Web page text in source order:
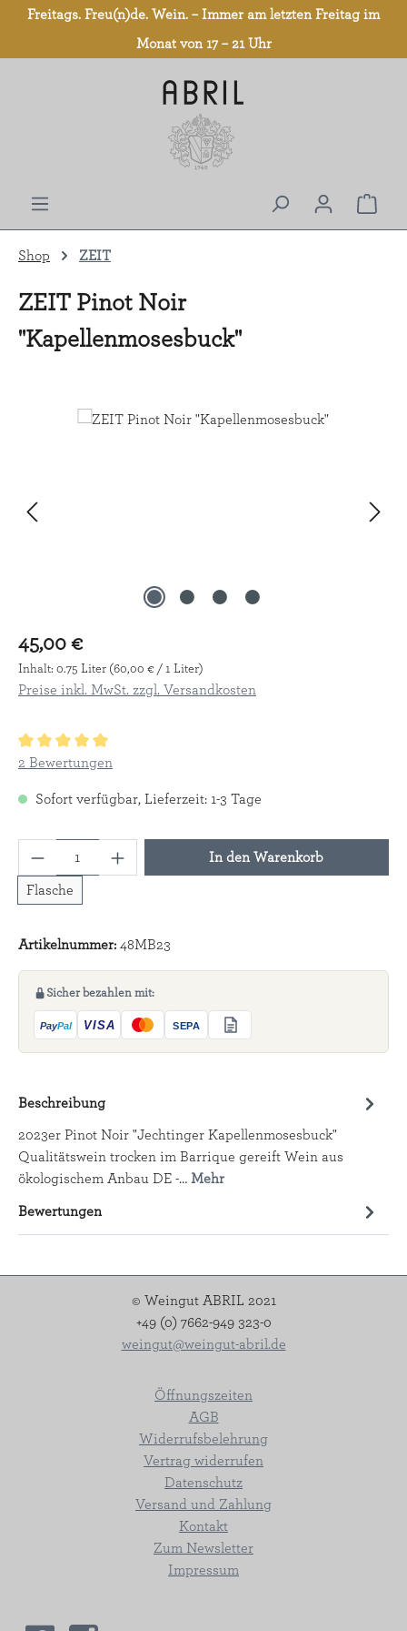
Zum Hauptinhalt springen
Freitags. Freu(n)de. Wein. – Immer am letzten Freitag im
Monat von 17 – 21 Uhr
Shop ZEIT
ZEIT Pinot Noir
"Kapellenmosesbuck"
Bildergalerie überspringen
45,00 €
Inhalt: 0.75 Liter (60,00 € / 1 Liter)
Preise inkl. MwSt. zzgl. Versandkosten
Durchschnittliche Bewertung von 5 von 5 Sternen
2 Bewertungen
Sofort verfügbar, Lieferzeit: 1-3 Tage
Produkt Anzahl: Gib den gewünschten Wert
Flasche
In den Warenkorb
Artikelnummer: 48MB23
Sicher bezahlen mit:
Beschreibung
2023er Pinot Noir "Jechtinger Kapellenmosesbuck"
Qualitätswein trocken im Barrique gereift Wein aus
ökologischem Anbau DE -… Mehr
Bewertungen
© Weingut ABRIL 2021
+49 (0) 7662-949 323-0
weingut@weingut-abril.de
Öffnungszeiten
AGB
Widerrufsbelehrung
Vertrag widerrufen
Datenschutz
Versand und Zahlung
Kontakt
Zum Newsletter
Impressum